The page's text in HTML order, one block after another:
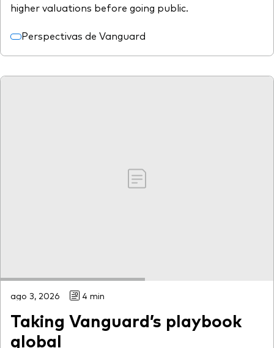
higher valuations before going public.
Perspectivas de Vanguard
ago 3, 2026 4 min
Taking Vanguard’s playbook
global